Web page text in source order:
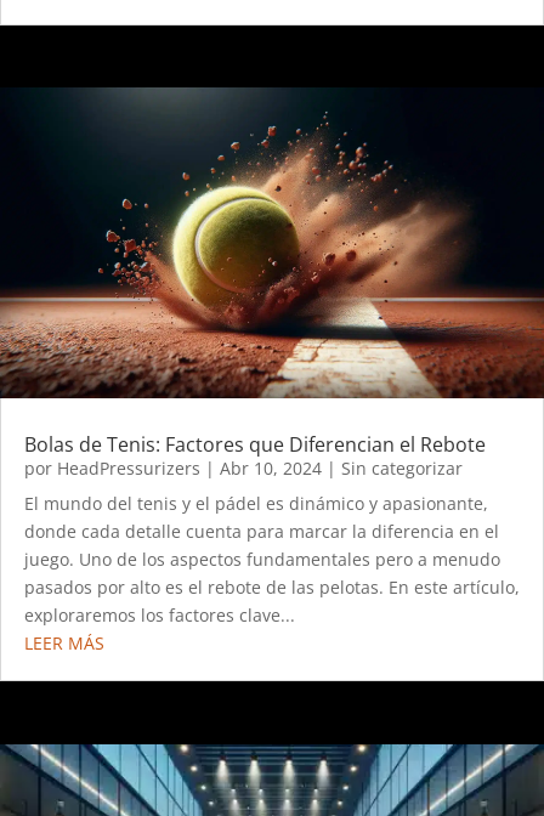
Bolas de Tenis: Factores que Diferencian el Rebote
por HeadPressurizers | Abr 10, 2024 | Sin categorizar
El mundo del tenis y el pádel es dinámico y apasionante,
donde cada detalle cuenta para marcar la diferencia en el
juego. Uno de los aspectos fundamentales pero a menudo
pasados por alto es el rebote de las pelotas. En este artículo,
exploraremos los factores clave...
LEER MÁS